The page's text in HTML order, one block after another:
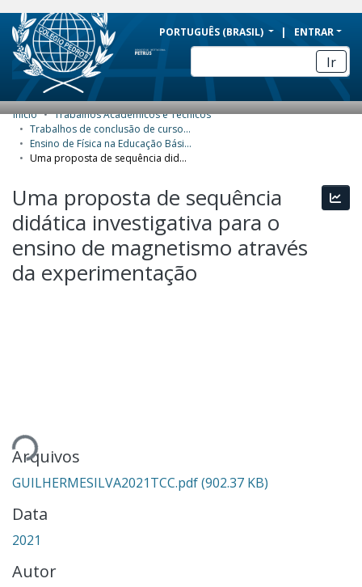
BRAZIL
Simplifique!
Comunica BR
Participe
Acesso à informação
Legislação
PORTUGUÊS (BRASIL) ENTRAR
Ir
COMUNIDADES E COLEÇÕES
NAVEGAR
ESTATÍSTICAS
SOBRE
Início
Trabalhos Acadêmicos e Técnicos
Trabalhos de conclusão de curso de Especialização
Ensino de Física na Educação Básica
Uma proposta de sequência didática investigativa para o ensino de magnetismo através da experimentação
Uma proposta de sequência
didática investigativa para o
ensino de magnetismo através
da experimentação
Carregando...
Arquivos
GUILHERMESILVA2021TCC.pdf(902.37 KB)
Data
2021
Autor